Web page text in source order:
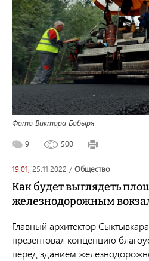
Фото Виктора Бобыря
9 500
19:01, 25.11.2022 / общество
Как будет выглядеть
железнодорожным
Главный архитектор
презентовал концепцию
перед зданием